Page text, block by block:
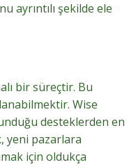
ayrıntılı şekilde ele
bir süreçtir. Bu
Wise
desteklerden en
yeni pazarlara
için oldukça